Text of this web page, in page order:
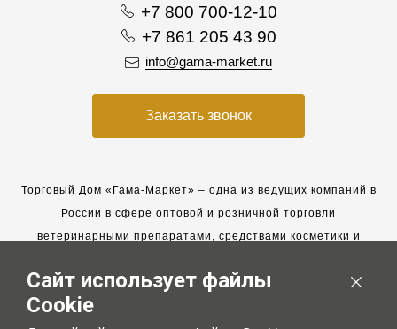
+7 800 700-12-10
+7 861 205 43 90
info@gama-market.ru
Заказать звонок
Торговый Дом «Гама-Маркет» – одна из ведущих компаний в
России в сфере оптовой и розничной торговли
ветеринарными препаратами, средствами косметики и
Мы работаем с 2005 года. Мы приглашаем к сотрудничеству
новых клиентов и всегда рассчитываем на взаимовыгодные,
Сайт использует файлы
Cookie